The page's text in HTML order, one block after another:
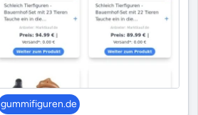
gummifiguren.de